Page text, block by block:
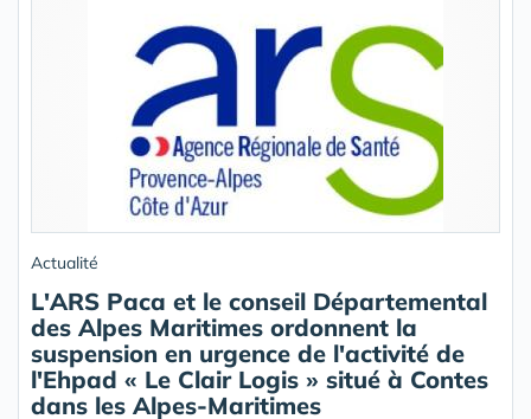
Actualité
L'ARS Paca et le conseil Départemental
des Alpes Maritimes ordonnent la
suspension en urgence de l'activité de
l'Ehpad « Le Clair Logis » situé à Contes
dans les Alpes-Maritimes